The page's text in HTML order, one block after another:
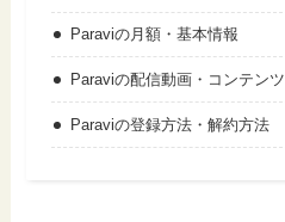
Paraviの月額・基本情報
Paraviの配信動画・コンテンツ
Paraviの登録方法・解約方法